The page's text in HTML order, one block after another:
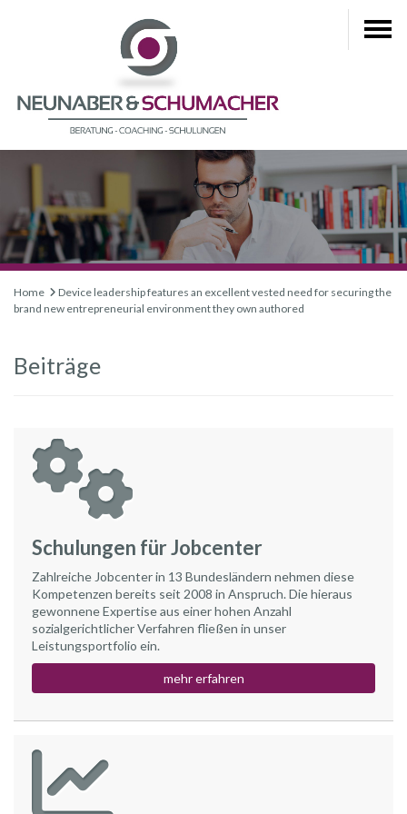
Home
Device leadership features an excellent vested need for securing the
brand new entrepreneurial environment they own authored
Beiträge
Schulungen für Jobcenter
Zahlreiche Jobcenter in 13 Bundesländern nehmen diese
Kompetenzen bereits seit 2008 in Anspruch. Die hieraus
gewonnene Expertise aus einer hohen Anzahl
sozialgerichtlicher Verfahren fließen in unser
Leistungsportfolio ein.
mehr erfahren